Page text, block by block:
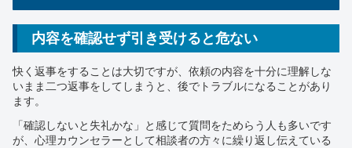
内容を確認せず引き受けると危ない
快く返事をすることは大切ですが、依頼の内容を十分に理解しな
いまま二つ返事をしてしまうと、後でトラブルになることがあり
ます。
「確認しないと失礼かな」と感じて質問をためらう人も多いです
が、心理カウンセラーとして相談者の方々に繰り返し伝えている